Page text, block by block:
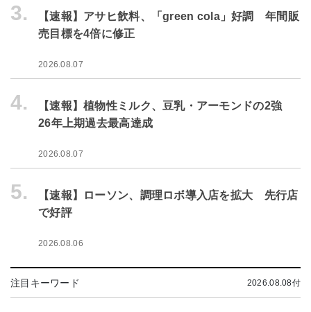
3.
【速報】アサヒ飲料、「green cola」好調 年間販
売目標を4倍に修正
2026.08.07
4.
【速報】植物性ミルク、豆乳・アーモンドの2強
26年上期過去最高達成
2026.08.07
5.
【速報】ローソン、調理ロボ導入店を拡大 先行店
で好評
2026.08.06
注目キーワード 2026.08.08付